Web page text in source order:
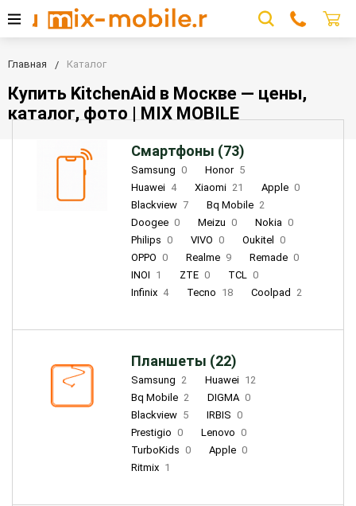
Главная Каталог
Купить KitchenAid в Москве — цены,
каталог, фото | MIX MOBILE
Смартфоны (73)
Samsung 0 Honor 5
Huawei 4 Xiaomi 21 Apple 0
Blackview 7 Bq Mobile 2
Doogee 0 Meizu 0 Nokia 0
Philips 0 VIVO 0 Oukitel
0
OPPO 0 Realme 9 Remade 0
INOI 1 ZTE 0 TCL 0
Infinix 4 Tecno 18 Coolpad 2
Планшеты (22)
Samsung 2 Huawei 12
Bq Mobile 2 DIGMA 0
Blackview 5 IRBIS 0
Prestigio 0 Lenovo 0
TurboKids 0 Apple 0
Ritmix 1